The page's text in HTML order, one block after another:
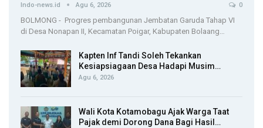
Indo-news.id Agu 6, 2026 0
BOLMONG - Progres pembangunan Jembatan Garuda Tahap VI
di Desa Nonapan II, Kecamatan Poigar, Kabupaten Bolaang…
Kapten Inf Tandi Soleh Tekankan
Kesiapsiagaan Desa Hadapi Musim…
Agu 6, 2026
Wali Kota Kotamobagu Ajak Warga Taat
Pajak demi Dorong Dana Bagi Hasil…